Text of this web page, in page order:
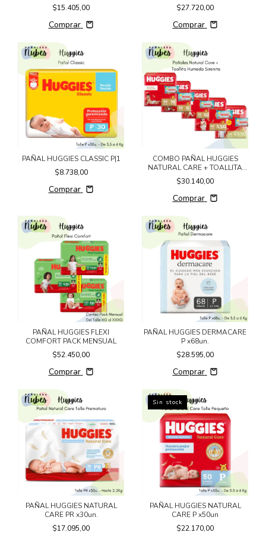
$15.405,00
Comprar
$27.720,00
Comprar
PAÑAL HUGGIES CLASSIC P|1
$8.738,00
Comprar
COMBO PAÑAL HUGGIES
NATURAL CARE + TOALLITA
HUMEDA CUIDADO 4 EN 1
X48UN
$30.140,00
Comprar
PAÑAL HUGGIES FLEXI
COMFORT PACK MENSUAL
$52.450,00
Comprar
PAÑAL HUGGIES DERMACARE
P x68un.
$28.595,00
Comprar
PAÑAL HUGGIES NATURAL
CARE PR x30un.
$17.095,00
Sin stock
PAÑAL HUGGIES NATURAL
CARE P x50un
$22.170,00